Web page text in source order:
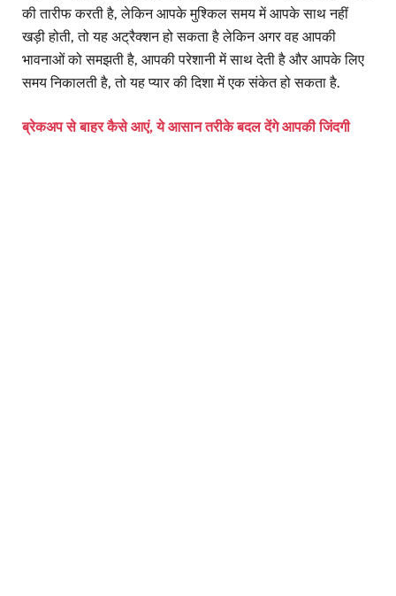
की तारीफ करती है, लेकिन आपके मुश्किल समय में आपके साथ नहीं
खड़ी होती, तो यह अट्रैक्शन हो सकता है लेकिन अगर वह आपकी
भावनाओं को समझती है, आपकी परेशानी में साथ देती है और आपके लिए
समय निकालती है, तो यह प्यार की दिशा में एक संकेत हो सकता है.
ब्रेकअप से बाहर कैसे आएं, ये आसान तरीके बदल देंगे आपकी जिंदगी